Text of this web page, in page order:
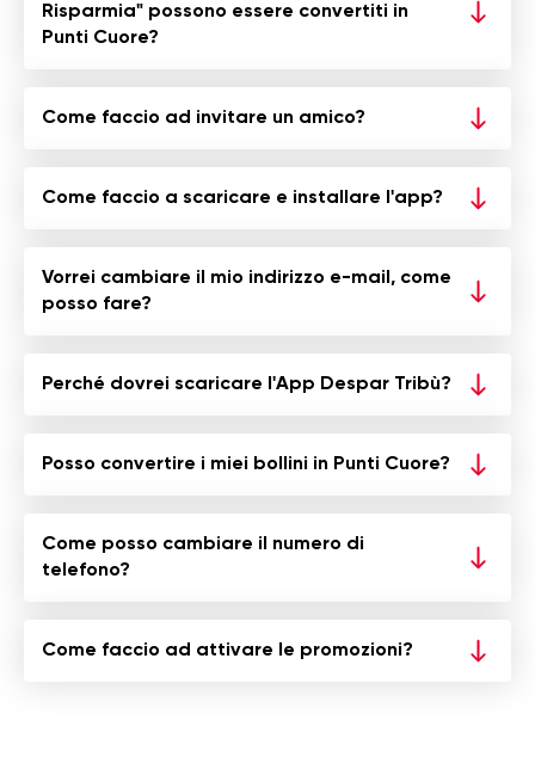
Risparmia" possono essere convertiti in
Punti Cuore?
Come faccio ad invitare un amico?
Come faccio a scaricare e installare l'app?
Vorrei cambiare il mio indirizzo e-mail, come
posso fare?
Perché dovrei scaricare l'App Despar Tribù?
Posso convertire i miei bollini in Punti Cuore?
Come posso cambiare il numero di
telefono?
Come faccio ad attivare le promozioni?